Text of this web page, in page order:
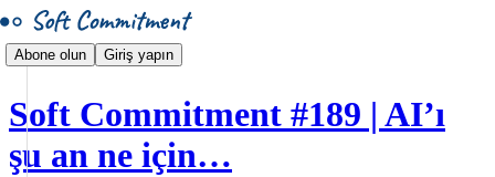
Abone olun Giriş yapın
Soft Commitment #189 | AI’ı
şu an ne için…